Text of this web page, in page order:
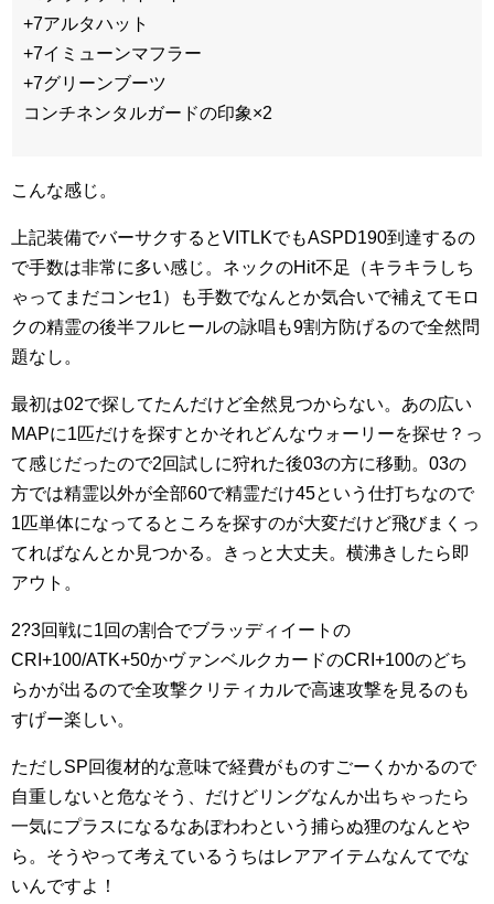
+7アルタハット
+7イミューンマフラー
+7グリーンブーツ
コンチネンタルガードの印象×2
こんな感じ。
上記装備でバーサクするとVITLKでもASPD190到達するの
で手数は非常に多い感じ。ネックのHit不足（キラキラしち
ゃってまだコンセ1）も手数でなんとか気合いで補えてモロ
クの精霊の後半フルヒールの詠唱も9割方防げるので全然問
題なし。
最初は02で探してたんだけど全然見つからない。あの広い
MAPに1匹だけを探すとかそれどんなウォーリーを探せ？っ
て感じだったので2回試しに狩れた後03の方に移動。03の
方では精霊以外が全部60で精霊だけ45という仕打ちなので
1匹単体になってるところを探すのが大変だけど飛びまくっ
てればなんとか見つかる。きっと大丈夫。横沸きしたら即
アウト。
2?3回戦に1回の割合でブラッディイートの
CRI+100/ATK+50かヴァンベルクカードのCRI+100のどち
らかが出るので全攻撃クリティカルで高速攻撃を見るのも
すげー楽しい。
ただしSP回復材的な意味で経費がものすごーくかかるので
自重しないと危なそう、だけどリングなんか出ちゃったら
一気にプラスになるなあぽわわという捕らぬ狸のなんとや
ら。そうやって考えているうちはレアアイテムなんてでな
いんですよ！